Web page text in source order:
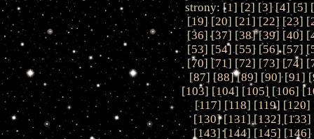
strony: [1] [2] [3] [4] [5] [
[19] [20] [21] [22] [23] [
[36] [37] [38] [39] [40] [
[53] [54] [55] [56] [57] [
[70] [71] [72] [73] [74] [
[87] [88] [89] [90] [91] [
[103] [104] [105] [106] [
[117] [118] [119] [120]
[130] [131] [132] [133]
[143] [144] [145] [146]